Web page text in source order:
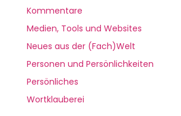
Kommentare
Medien, Tools und Websites
Neues aus der (Fach)Welt
Personen und Persönlichkeiten
Persönliches
Wortklauberei